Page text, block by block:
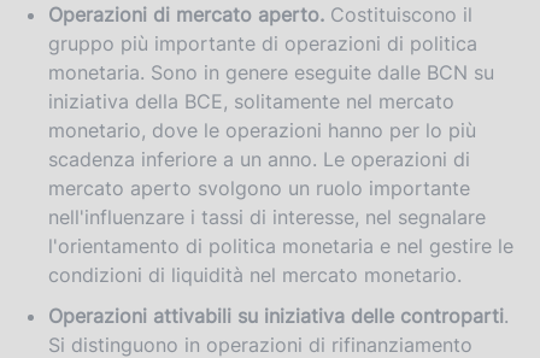
Operazioni di mercato aperto. Costituiscono il
gruppo più importante di operazioni di politica
monetaria. Sono in genere eseguite dalle BCN su
iniziativa della BCE, solitamente nel mercato
monetario, dove le operazioni hanno per lo più
scadenza inferiore a un anno. Le operazioni di
mercato aperto svolgono un ruolo importante
nell'influenzare i tassi di interesse, nel segnalare
l'orientamento di politica monetaria e nel gestire le
condizioni di liquidità nel mercato monetario.
Operazioni attivabili su iniziativa delle controparti.
Si distinguono in operazioni di rifinanziamento